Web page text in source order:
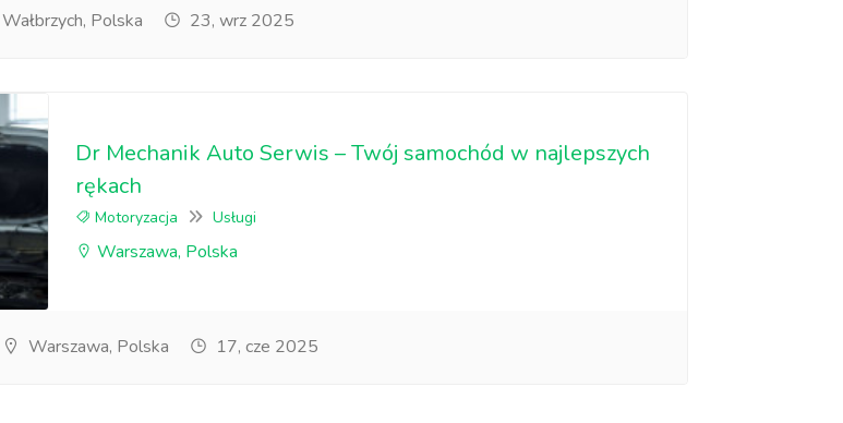
Wałbrzych, Polska 23, wrz 2025
Dr Mechanik Auto Serwis – Twój samochód w najlepszych
rękach
Motoryzacja Usługi
Warszawa, Polska
Warszawa, Polska 17, cze 2025